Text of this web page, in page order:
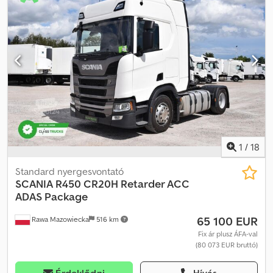
/ Motorprobléma ? GYÁRTÁSI ÉV: 2005 ? FUTÁSTELJESÍTMÉNY:
765 000 km FELSZERELTSÉG: ? ABS ? ELEKTROMOS ABLAKOK ?
ELEKTROMOS TÜKRÖK ? LÉGKONDICIONÁLÓ Dcodpfopd Upisx
Apmsk ? MOTORFÉK ? SZERVOKORMÁNY ? TACHOGRÁF
TEHERBÍRÁS: 14 000 kg ÖSSZTÖMEG: 26 000 kg TENGELYTÁV: /138
cm ABRONCSMÉRET: ELSŐ: 385/65R22,5 HÁTSÓ: 315/80R22,5
LAPRESSZOROS FELFÜGGESZTÉS TELEFON: KUBA – LENGYEL,
ANGOL, NÉMET, OLASZ SEBASTIAN – LENGYEL, NÉMET, OLASZ,
???? LASZLO – MAGYAR COSTEL – ROMÁN? (Román nyelven
vállaljuk minden export ügyintézést, beleértve a rendszámot is)
RADEK – ?????
1 / 18
Rawa Mazowiecka 516 km
Standard nyergesvontató
SCANIA R450 CR20H Retarder ACC
ADAS Package
65 100 EUR
Fix ár plusz ÁFA-val
(80 073 EUR bruttó)